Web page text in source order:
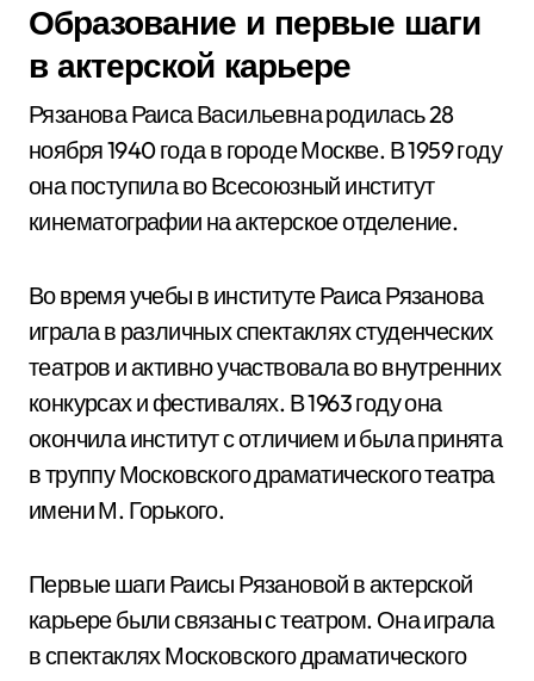
Образование и первые шаги
в актерской карьере
Рязанова Раиса Васильевна родилась 28
ноября 1940 года в городе Москве. В 1959 году
она поступила во Всесоюзный институт
кинематографии на актерское отделение.
Во время учебы в институте Раиса Рязанова
играла в различных спектаклях студенческих
театров и активно участвовала во внутренних
конкурсах и фестивалях. В 1963 году она
окончила институт с отличием и была принята
в труппу Московского драматического театра
имени М. Горького.
Первые шаги Раисы Рязановой в актерской
карьере были связаны с театром. Она играла
в спектаклях Московского драматического